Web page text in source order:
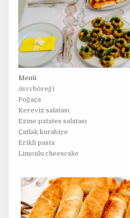
Menü
Avcı böreği
Poğaça
Kereviz salatası
Ezme patates salatası
Çatlak kurabiye
Erikli pasta
Limonlu cheescake